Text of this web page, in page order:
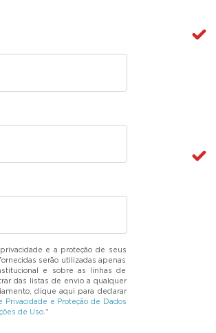
e a proteção de seus
serão utilizadas apenas
e sobre as linhas de
das listas de envio a qualquer
clique aqui para declarar
Privacidade e Proteção de Dados
de Uso.*